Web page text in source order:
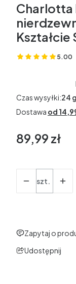
Charlotta
Kształcie
5.00
Czas wysyłki:24
Dostawa od
Cena
89,99 zł
szt.
Zapytaj o
Udostępnij